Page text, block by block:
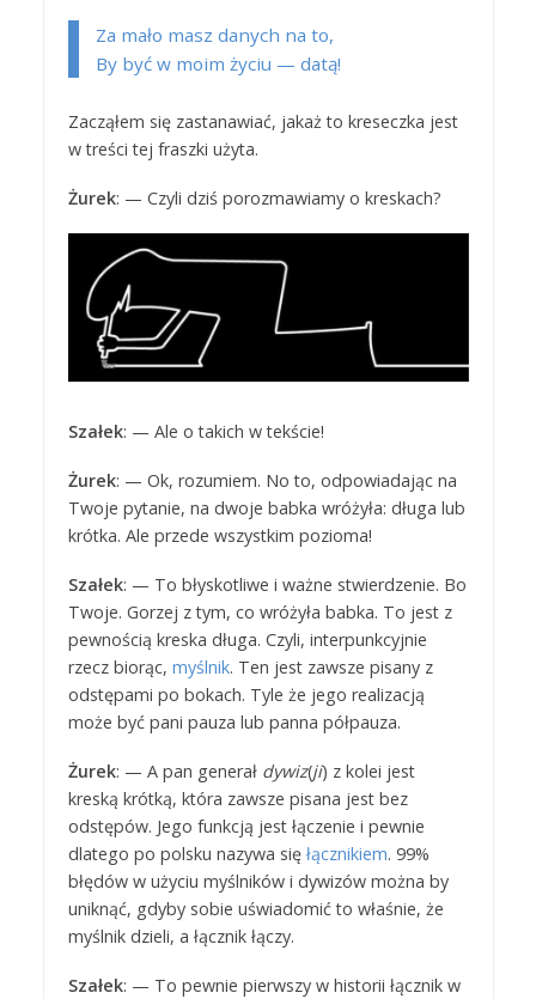
Za mało masz danych na to,
By być w moim życiu — datą!
Zacząłem się zastanawiać, jakaż to kreseczka jest
w treści tej fraszki użyta.
Żurek: — Czyli dziś porozmawiamy o kreskach?
Szałek: — Ale o takich w tekście!
Żurek: — Ok, rozumiem. No to, odpowiadając na
Twoje pytanie, na dwoje babka wróżyła: długa lub
krótka. Ale przede wszystkim pozioma!
Szałek: — To błyskotliwe i ważne stwierdzenie. Bo
Twoje. Gorzej z tym, co wróżyła babka. To jest z
pewnością kreska długa. Czyli, interpunkcyjnie
rzecz biorąc, myślnik. Ten jest zawsze pisany z
odstępami po bokach. Tyle że jego realizacją
może być pani pauza lub panna półpauza.
Żurek: — A pan generał dywiz(ji) z kolei jest
kreską krótką, która zawsze pisana jest bez
odstępów. Jego funkcją jest łączenie i pewnie
dlatego po polsku nazywa się łącznikiem. 99%
błędów w użyciu myślników i dywizów można by
uniknąć, gdyby sobie uświadomić to właśnie, że
myślnik dzieli, a łącznik łączy.
Szałek: — To pewnie pierwszy w historii łącznik w